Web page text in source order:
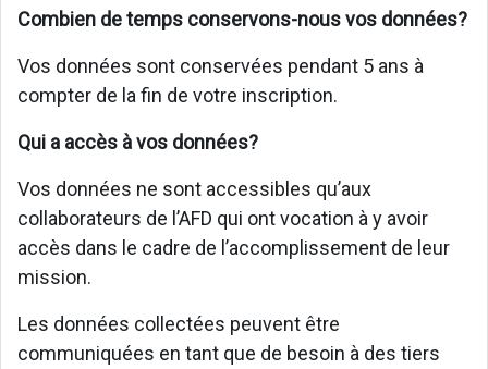
Combien de temps conservons-nous vos données?
Vos données sont conservées pendant 5 ans à
compter de la fin de votre inscription.
Qui a accès à vos données?
Vos données ne sont accessibles qu’aux
collaborateurs de l’AFD qui ont vocation à y avoir
accès dans le cadre de l’accomplissement de leur
mission.
Les données collectées peuvent être
communiquées en tant que de besoin à des tiers